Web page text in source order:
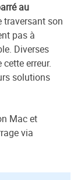
au
traversant son
pas à
Diverses
erreur.
solutions
Mac et
via